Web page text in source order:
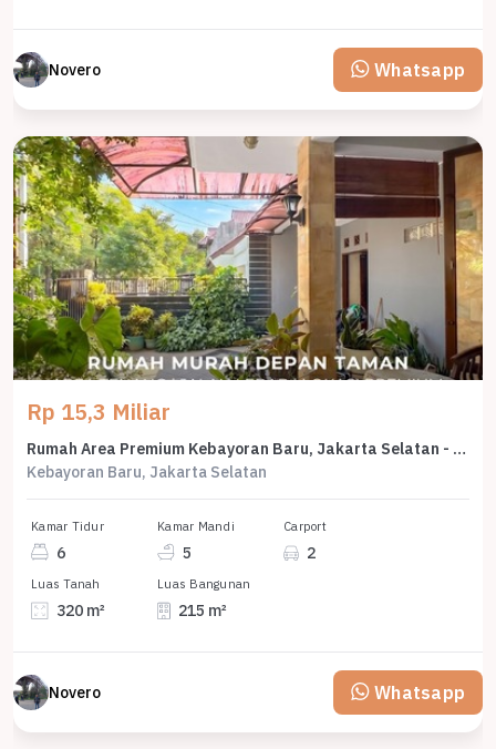
Novero Whatsapp
Rp 15,3 Miliar
Rumah Area Premium Kebayoran Baru, Jakarta Selatan - Harga Terbaik 15,3 Miliar
Kebayoran Baru, Jakarta Selatan
Kamar Tidur
6
Kamar Mandi
5
Carport
2
Luas Tanah
320 m²
Luas Bangunan
215 m²
Novero Whatsapp